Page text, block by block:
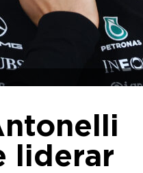
liderar